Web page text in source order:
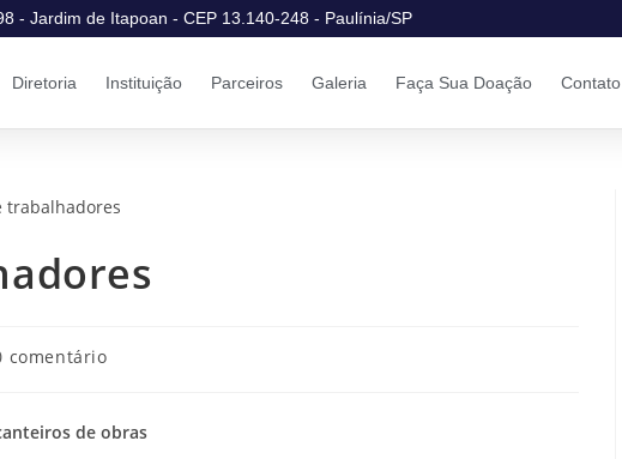
- Jardim de Itapoan - CEP 13.140-248 - Paulínia/SP
Diretoria Instituição Parceiros Galeria Faça Sua Doação Contato
comentário
de obras